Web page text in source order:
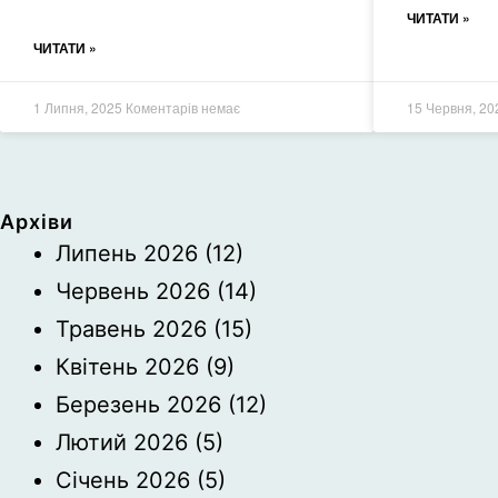
ЧИТАТИ »
1 Липня, 2025 Коментарів немає
ЧИТАТИ »
15 Червня,
Архіви
Липень 2026 (12)
Червень 2026 (14)
Травень 2026 (15)
Квітень 2026 (9)
Березень 2026 (12)
Лютий 2026 (5)
Січень 2026 (5)